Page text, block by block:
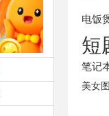
电饭
短
笔记
美女图